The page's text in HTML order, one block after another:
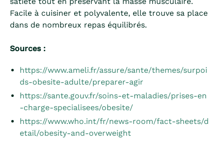
Facile à cuisiner et polyvalente, elle trouve sa place
dans de nombreux repas équilibrés.
Sources :
https://www.ameli.fr/assure/sante/themes/surpoi
ds-obesite-adulte/preparer-agir
https://sante.gouv.fr/soins-et-maladies/prises-en
-charge-specialisees/obesite/
https://www.who.int/fr/news-room/fact-sheets/d
etail/obesity-and-overweight